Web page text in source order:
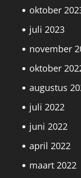
oktober
juli 2023
november
oktober
augustus
juli 2022
juni 2022
april 2022
maart 2022